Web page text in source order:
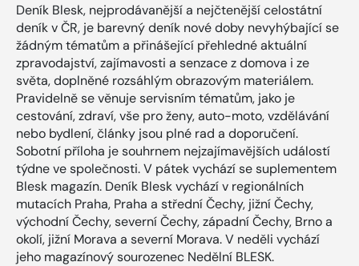
Deník Blesk, nejprodávanější a nejčtenější celostátní
deník v ČR, je barevný deník nové doby nevyhýbající se
žádným tématům a přinášející přehledné aktuální
zpravodajství, zajímavosti a senzace z domova i ze
světa, doplněné rozsáhlým obrazovým materiálem.
Pravidelně se věnuje servisním tématům, jako je
cestování, zdraví, vše pro ženy, auto-moto, vzdělávání
nebo bydlení, články jsou plné rad a doporučení.
Sobotní příloha je souhrnem nejzajímavějších událostí
týdne ve společnosti. V pátek vychází se suplementem
Blesk magazín. Deník Blesk vychází v regionálních
mutacích Praha, Praha a střední Čechy, jižní Čechy,
východní Čechy, severní Čechy, západní Čechy, Brno a
okolí, jižní Morava a severní Morava. V neděli vychází
jeho magazínový sourozenec Nedělní BLESK.